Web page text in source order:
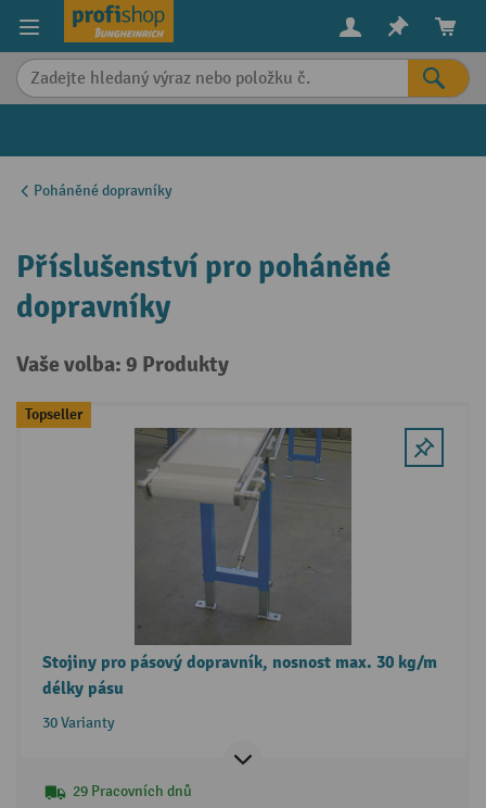
content
Poháněné dopravníky
Příslušenství pro poháněné
dopravníky
Vaše volba: 9 Produkty
Topseller
Stojiny pro pásový dopravník, nosnost max. 30 kg/m
délky pásu
30 Varianty
29 Pracovních dnů